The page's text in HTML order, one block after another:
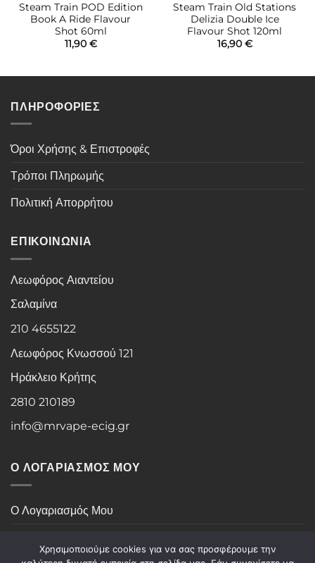
Steam Train POD Edition
Book A Ride Flavour
Shot 60ml
11,90 €
Steam Train Old Stations
Delizia Double Ice
Flavour Shot 120ml
16,90 €
ΠΛΗΡΟΦΟΡΙΕΣ
Όροι Χρήσης & Επιστροφές
Τρόποι Πληρωμής
Πολιτική Απορρήτου
ΕΠΙΚΟΙΝΩΝΙΑ
Λεωφόρος Αιαντείου
Σαλαμίνα
210 4655122
Λεωφόρος Κνωσσού 121
Ηράκλειο Κρήτης
2810 210189
info@mrvape-ecig.gr
Ο ΛΟΓΑΡΙΑΣΜΟΣ ΜΟΥ
Ο Λογαριασμός Μου
Χρησιμοποιούμε cookies για να σας προσφέρουμε την